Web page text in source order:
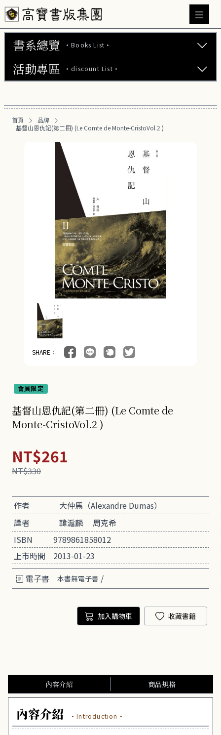
書系總覽 ·Books List·
文學小說 (737)
商業財經 (101)
醫療保健 (54)
親子教養 (14)
活動專區 ·discount List·
【2本7折】高寶小說系列全圖鑑書展
【2套7折】高寶小說系列全圖鑑書展
【66折】高寶小說系列全圖鑑書展
首頁
品牌
基督山恩仇記(第二冊) (Le Comte de Monte-CristoVol.2 )
SHARE：
會員限定
基督山恩仇記(第二冊) (Le Comte de
Monte-CristoVol.2 )
NT$261
NT$330
作者
大仲馬（Alexandre Dumas）
譯者
韓滬麟
周克希
ISBN
9789861858012
上市時間
2013-01-23
電子書
本書無電子書 /
加入購物車 收藏書籍
內容介紹 商品規格
內容介紹 ·Introduction·